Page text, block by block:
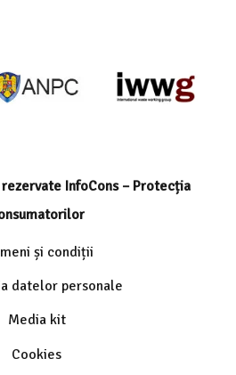
InfoCons – Protecția
și condiții
datelor personale
Media kit
Cookies